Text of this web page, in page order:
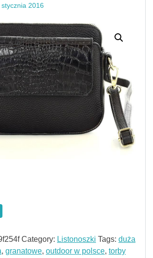
stycznia 2016
Category: Listonoszki Tags: duża
, granatowe, outdoor w polsce, torby